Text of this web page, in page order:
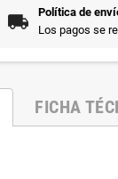
Política de
Los pagos se
FICHA